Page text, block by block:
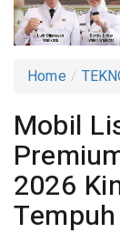
Home
Mobil
2026